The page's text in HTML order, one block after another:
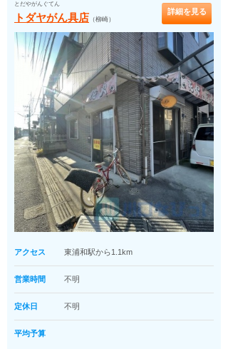
とだやがんぐてん
トダヤがん具店 （柳崎）
詳細を見る
アクセス 東浦和駅から1.1km
営業時間 不明
定休日 不明
平均予算